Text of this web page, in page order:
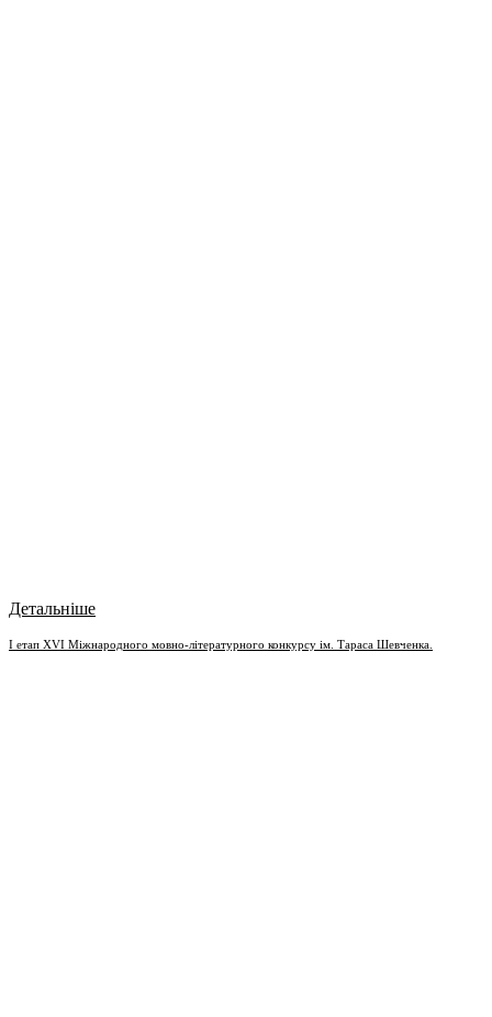
Детальніше
І етап ХVІ Міжнародного мовно-літературного конкурсу ім. Тараса Шевченка.